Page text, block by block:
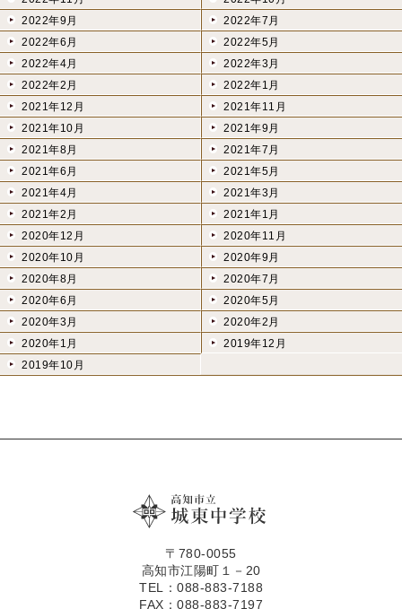
2022年9月
2022年7月
2022年6月
2022年5月
2022年4月
2022年3月
2022年2月
2022年1月
2021年12月
2021年11月
2021年10月
2021年9月
2021年8月
2021年7月
2021年6月
2021年5月
2021年4月
2021年3月
2021年2月
2021年1月
2020年12月
2020年11月
2020年10月
2020年9月
2020年8月
2020年7月
2020年6月
2020年5月
2020年3月
2020年2月
2020年1月
2019年12月
2019年10月
〒780-0055
高知市江陽町１－20
TEL：088-883-7188
FAX：088-883-7197